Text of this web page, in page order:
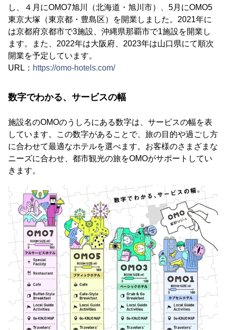
し、４月にOMO7旭川（北海道・旭川市）、5月にOMO5
東京大塚（東京都・豊島区）を開業しました。2021年に
は京都府京都市で3施設、沖縄県那覇市で1施設を開業し
ます。また、2022年は大阪府、2023年は山口県にて順次
開業を予定しています。
URL： https://omo-hotels.com/
数字でわかる、サービスの幅
施設名のOMOのうしろにある数字は、サービスの幅を表
しています。この数字があることで、旅の目的や過ごし方
に合わせて最適なホテルを選べます。お客様のさまざまな
ニーズに合わせ、都市観光の旅をOMOがサポートしてい
きます。